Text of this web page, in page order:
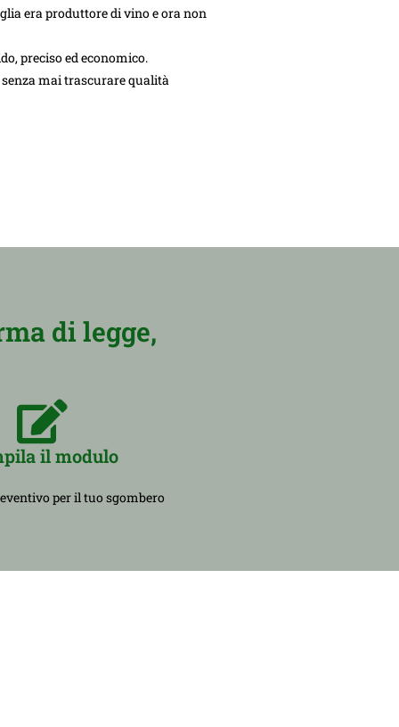
era produttore di vino e ora non
preciso ed economico.
mai trascurare qualità
di legge,
il modulo
per il tuo sgombero